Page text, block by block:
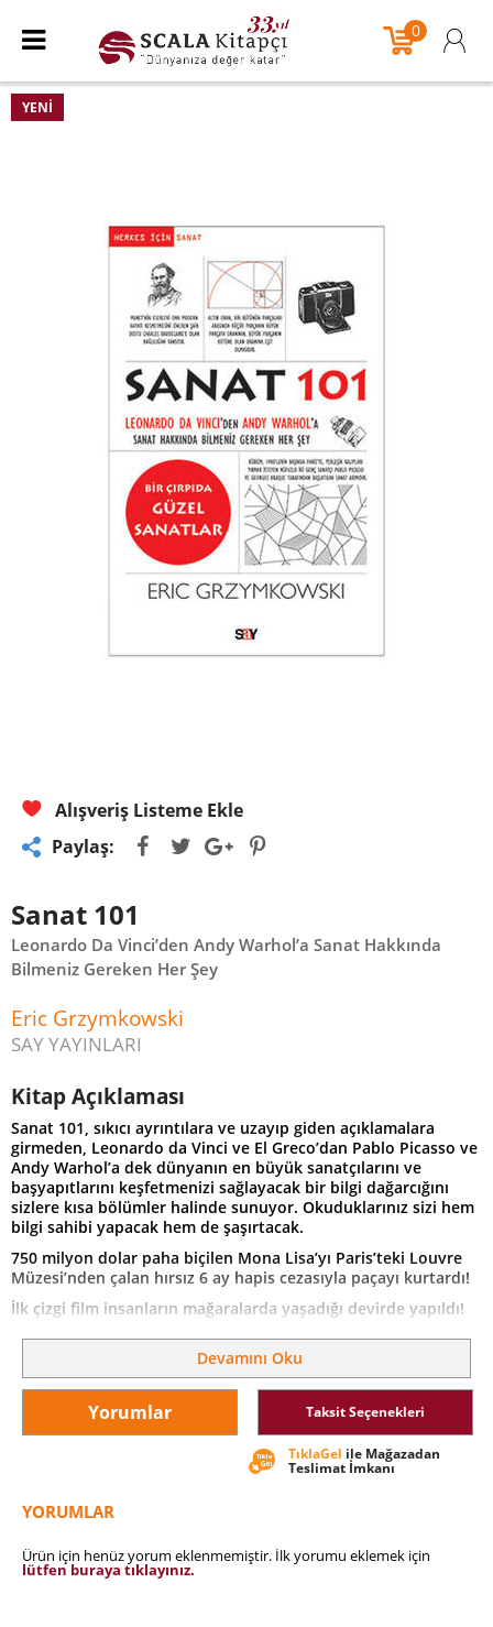
0
YENI
Alışveriş Listeme Ekle
Paylaş:
Sanat 101
Leonardo Da Vinci’den Andy Warhol’a Sanat Hakkında
Bilmeniz Gereken Her Şey
Eric Grzymkowski
SAY YAYINLARI
Kitap Açıklaması
Sanat 101, sıkıcı ayrıntılara ve uzayıp giden açıklamalara
girmeden, Leonardo da Vinci ve El Greco’dan Pablo Picasso ve
Andy Warhol’a dek dünyanın en büyük sanatçılarını ve
başyapıtlarını keşfetmenizi sağlayacak bir bilgi dağarcığını
sizlere kısa bölümler halinde sunuyor. Okuduklarınız sizi hem
bilgi sahibi yapacak hem de şaşırtacak.
750 milyon dolar paha biçilen Mona Lisa’yı Paris’teki Louvre
Müzesi’nden çalan hırsız 6 ay hapis cezasıyla paçayı kurtardı!
İlk çizgi film insanların mağaralarda yaşadığı devirde yapıldı!
Van Gogh’un bir yağlıboya tablosu 1990’da 80 milyon dolara
Sanat 101 sayesinde, popüler sanat akımlarından ünlü
eserlerin çarpıcı ayrıntılarına kadar bilgi sahibi olacak ve artık
resim sergilerini ve müzeleri gezmekten daha çok
Devamını Oku
Yorumlar Taksit Seçenekleri
TıklaGel ile Mağazadan
Teslimat İmkanı
YORUMLAR
Ürün için henüz yorum eklenmemiştir. İlk yorumu eklemek için
lütfen buraya tıklayınız.